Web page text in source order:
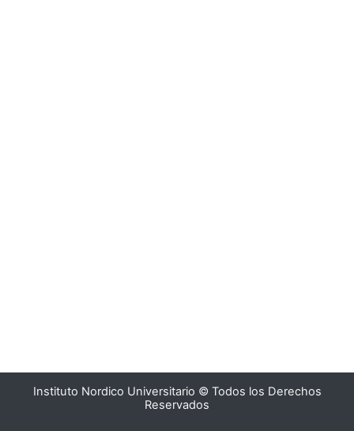
Instituto Nordico Universitario © Todos los Derechos
Reservados